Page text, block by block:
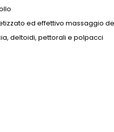
ed effettivo massaggio
deltoidi, pettorali e polpacci